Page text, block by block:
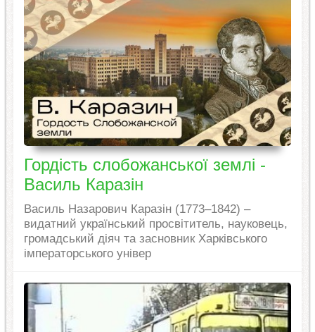
Гордість слобожанської землі -
Василь Каразін
Василь Назарович Каразін (1773–1842) –
видатний український просвітитель, науковець,
громадський діяч та засновник Харківського
імператорського універ